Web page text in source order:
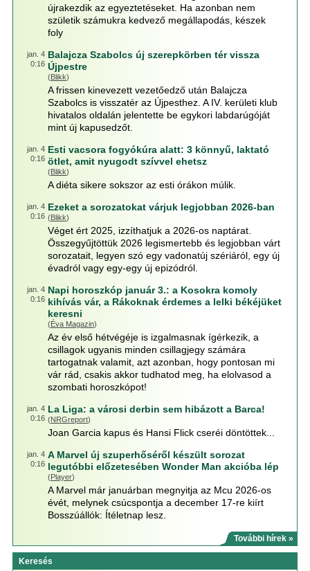
újrakezdik az egyeztetéseket. Ha azonban nem
születik számukra kedvező megállapodás, készek
foly
jan. 4
0:16
Balajcza Szabolcs új szerepkörben tér vissza
Újpestre
(Blikk)
A frissen kinevezett vezetőedző után Balajcza
Szabolcs is visszatér az Újpesthez. A IV. kerületi klub
hivatalos oldalán jelentette be egykori labdarúgóját
mint új kapusedzőt.
jan. 4
0:16
Esti vacsora fogyókúra alatt: 3 könnyű, laktató
ötlet, amit nyugodt szívvel ehetsz
(Blikk)
A diéta sikere sokszor az esti órákon múlik.
jan. 4
0:16
Ezeket a sorozatokat várjuk legjobban 2026-ban
(Blikk)
Véget ért 2025, izzíthatjuk a 2026-os naptárat.
Összegyűjtöttük 2026 legismertebb és legjobban várt
sorozatait, legyen szó egy vadonatúj szériáról, egy új
évadról vagy egy-egy új epizódról.
jan. 4
0:16
Napi horoszkóp január 3.: a Kosokra komoly
kihívás vár, a Rákoknak érdemes a lelki békéjüket
keresni
(Éva Magazin)
Az év első hétvégéje is izgalmasnak ígérkezik, a
csillagok ugyanis minden csillagjegy számára
tartogatnak valamit, azt azonban, hogy pontosan mi
vár rád, csakis akkor tudhatod meg, ha elolvasod a
szombati horoszkópot!
jan. 4
0:16
La Liga: a városi derbin sem hibázott a Barca!
(NRGreport)
Joan Garcia kapus és Hansi Flick cseréi döntöttek...
jan. 4
0:16
A Marvel új szuperhőséről készült sorozat
legutóbbi előzetesében Wonder Man akcióba lép
(Player)
A Marvel már januárban megnyitja az Mcu 2026-os
évét, melynek csúcspontja a december 17-re kiírt
Bosszúállók: Ítéletnap lesz.
További hírek »
Keresés